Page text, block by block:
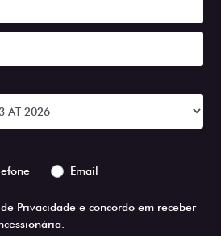
Email
Privacidade e concordo em receber